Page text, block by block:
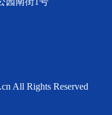
All Rights Reserved